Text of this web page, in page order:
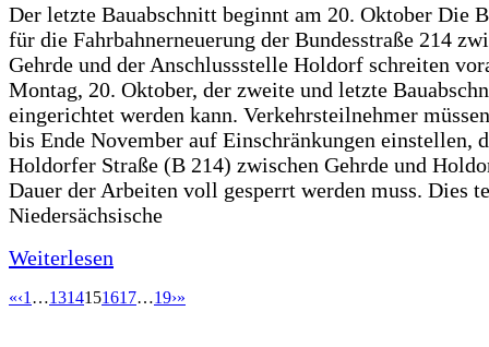
Der letzte Bauabschnitt beginnt am 20. Oktober Die
für die Fahrbahnerneuerung der Bundesstraße 214
Gehrde und der Anschlussstelle Holdorf schreiten
Montag, 20. Oktober, der zweite und letzte
eingerichtet werden kann. Verkehrsteilnehmer
bis Ende November auf Einschränkungen einstellen,
Holdorfer Straße (B 214) zwischen Gehrde und
Dauer der Arbeiten voll gesperrt werden muss. Dies
Niedersächsische
Weiterlesen
«‹1 …1314151617…19›»